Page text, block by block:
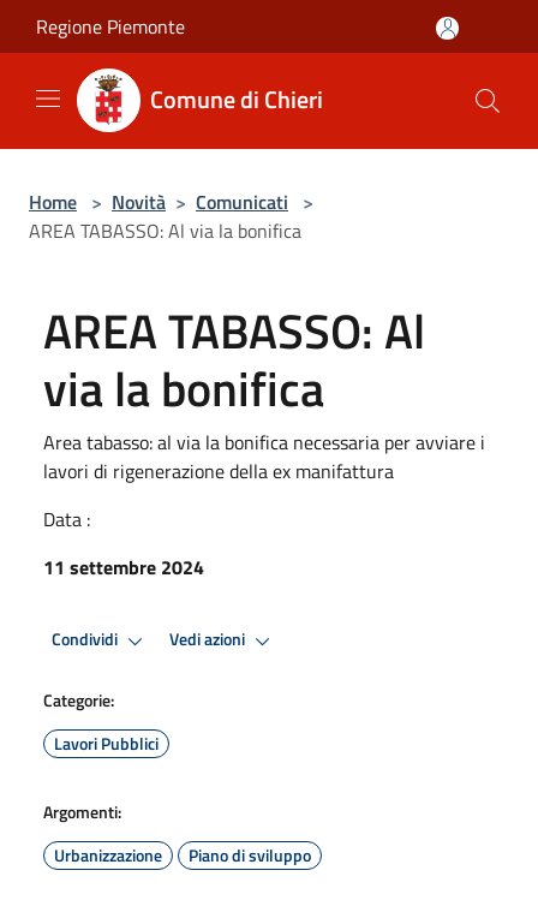
Salta al contenuto principale
Regione Piemonte
Comune di Chieri
Home > Novità > Comunicati >
AREA TABASSO: Al via la bonifica
AREA TABASSO: Al
via la bonifica
Area tabasso: al via la bonifica necessaria per avviare i
lavori di rigenerazione della ex manifattura
Data :
11 settembre 2024
Condividi Vedi azioni
Categorie:
Lavori Pubblici
Argomenti:
Urbanizzazione
Piano di sviluppo